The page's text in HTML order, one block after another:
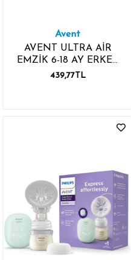
Avent
AVENT ULTRA AİR
EMZİK 6-18 AY ERKEK
RENKLİ
439,77TL